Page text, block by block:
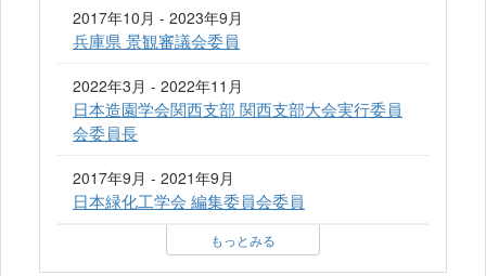
2017年10月 - 2023年9月
兵庫県 景観審議会委員
2022年3月 - 2022年11月
日本造園学会関西支部 関西支部大会実行委員
会委員長
2017年9月 - 2021年9月
日本緑化工学会 編集委員会委員
もっとみる